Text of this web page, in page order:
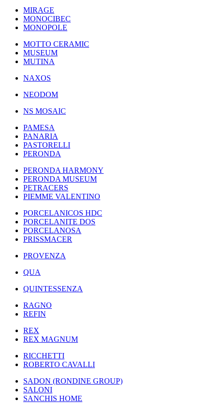
MIRAGE
MONOCIBEC
MONOPOLE
MOTTO CERAMIC
MUSEUM
MUTINA
NAXOS
NEODOM
NS MOSAIC
PAMESA
PANARIA
PASTORELLI
PERONDA
PERONDA HARMONY
PERONDA MUSEUM
PETRACERS
PIEMME VALENTINO
PORCELANICOS HDC
PORCELANITE DOS
PORCELANOSA
PRISSMACER
PROVENZA
QUA
QUINTESSENZA
RAGNO
REFIN
REX
REX MAGNUM
RICCHETTI
ROBERTO CAVALLI
SADON (RONDINE GROUP)
SALONI
SANCHIS HOME